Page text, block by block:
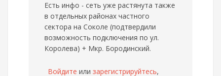
Есть инфо - сеть уже растянута также
в отдельных районах частного
сектора на Соколе (подтвердили
возможность подключения по ул.
Королева) + Мкр. Бородинский.
Войдите или зарегистрируйтесь,